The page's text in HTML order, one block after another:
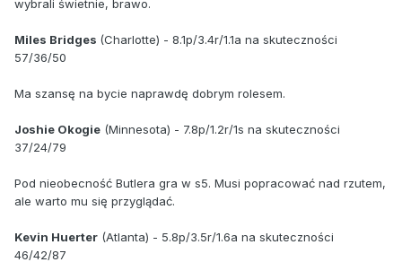
wybrali świetnie, brawo.
Miles Bridges (Charlotte) - 8.1p/3.4r/1.1a na skuteczności
57/36/50
Ma szansę na bycie naprawdę dobrym rolesem.
Joshie Okogie (Minnesota) - 7.8p/1.2r/1s na skuteczności
37/24/79
Pod nieobecność Butlera gra w s5. Musi popracować nad rzutem,
ale warto mu się przyglądać.
Kevin Huerter (Atlanta) - 5.8p/3.5r/1.6a na skuteczności
46/42/87